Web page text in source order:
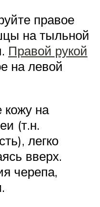
правое
на тыльной
Правой рукой
на левой
кожу на
(т.н.
легко
вверх.
черепа,